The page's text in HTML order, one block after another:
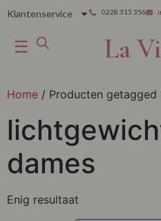
Klantenservice 0228 315 356
☰ La
Home / Producten getagged
dames
Enig resultaat